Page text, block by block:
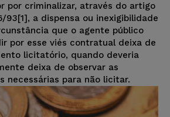
por criminalizar, através do artigo
93[1], a dispensa ou inexigibilidade
que o agente público
por esse viés contratual deixa de
licitatório, quando deveria
deixa de observar as
necessárias para não licitar.